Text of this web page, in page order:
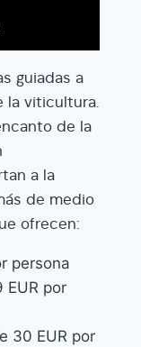
guiadas a
la viticultura.
de la
a la
de medio
ofrecen:
persona
EUR por
30 EUR por